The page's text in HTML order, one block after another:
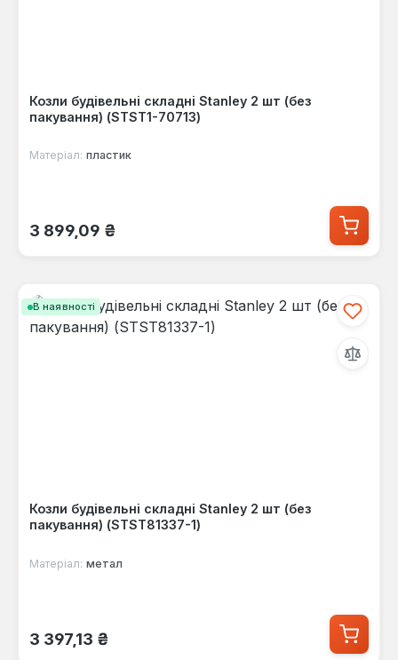
Козли будівельні складні Stanley 2 шт (без
пакування) (STST1-70713)
Матеріал: пластик
Звичайна ціна:
3 899,09 ₴
В наявності
Козли будівельні складні Stanley 2 шт (без
пакування) (STST81337-1)
Матеріал: метал
Звичайна ціна:
3 397,13 ₴